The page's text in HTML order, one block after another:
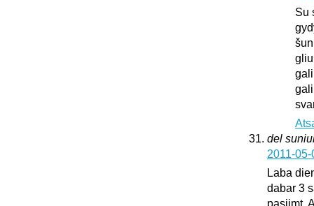
Su
del
2011-
Laba
dabar 3
pasiimt.